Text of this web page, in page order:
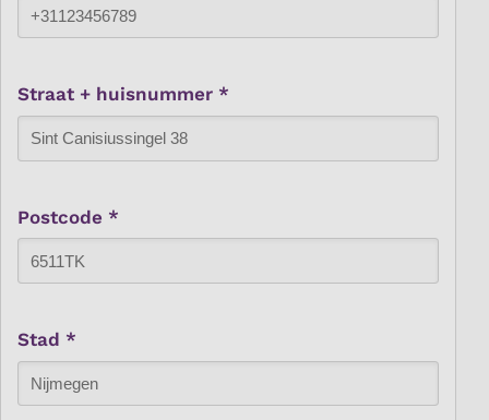
Straat + huisnummer *
Postcode *
Stad *